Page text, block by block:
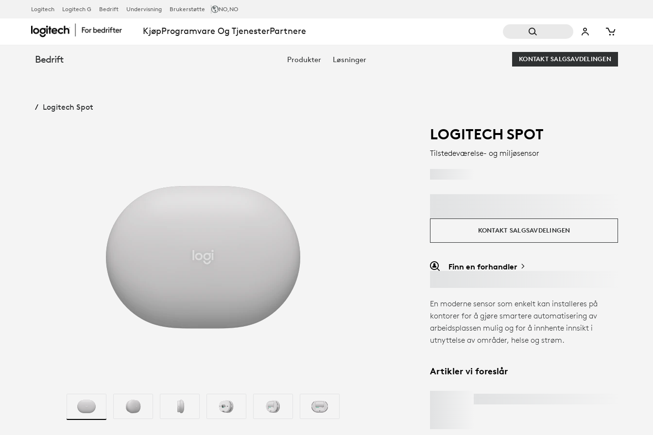
LOGITECH
SPOT
TILSTEDEVÆRELSES-
Logitech Logitech G Bedrift Undervisning Brukerstøtte NO,NO
KjøpProgramvare Og TjenesterPartnere
Bedrift Produkter Løsninger KONTAKT SALGSAVDELINGEN
Logitech Spot
LOGITECH SPOT
Tilstedeværelse- og miljøsensor
KONTAKT SALGSAVDELINGEN
Finn en forhandler
En moderne sensor som enkelt kan installeres på
kontorer for å gjøre smartere automatisering av
arbeidsplassen mulig og for å innhente innsikt i
utnyttelse av områder, helse og strøm.
Artikler vi foreslår